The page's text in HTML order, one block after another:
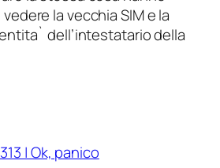
la vecchia SIM e la
dell’intestatario della
| Ok, panico